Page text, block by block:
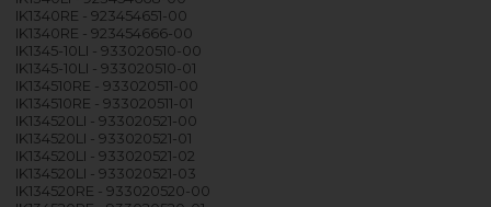
IK1340RE - 923454651-00
IK1340RE - 923454666-00
IK1345-10LI - 933020510-00
IK1345-10LI - 933020510-01
IK134510RE - 933020511-00
IK134510RE - 933020511-01
IK134520LI - 933020521-00
IK134520LI - 933020521-01
IK134520LI - 933020521-02
IK134520LI - 933020521-03
IK134520RE - 933020520-00